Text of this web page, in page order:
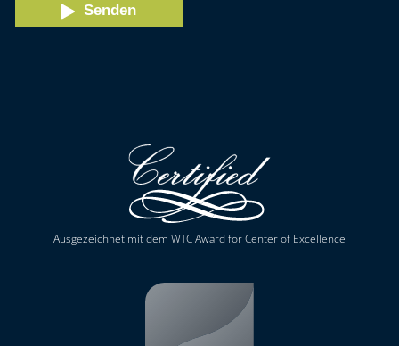
Senden
Ausgezeichnet mit dem WTC Award for Center of Excellence